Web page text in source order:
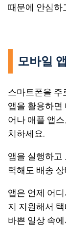
때문에 안심하
모바일
스마트폰을 주
앱을 활용하면
어나 애플 앱스
치하세요.
앱을 실행하고
력해도 배송
앱은 언제 어
지 지원해서
바쁜 일상 속